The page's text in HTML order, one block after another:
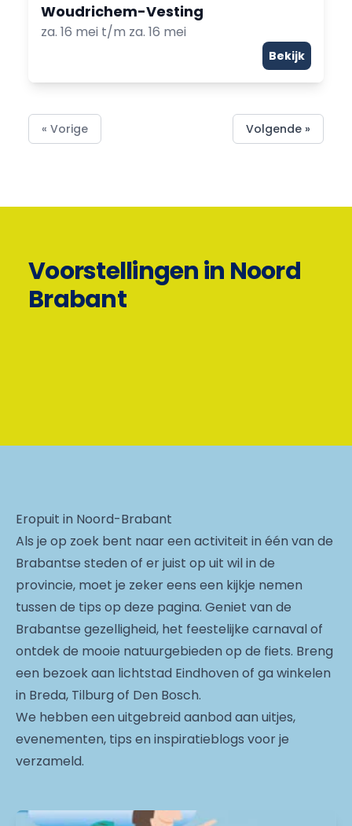
Woudrichem-Vesting
za. 16 mei t/m za. 16 mei
Bekijk
« Vorige Volgende »
Voorstellingen in Noord
Brabant
Eropuit in Noord-Brabant
Als je op zoek bent naar een activiteit in één van de
Brabantse steden of er juist op uit wil in de
provincie, moet je zeker eens een kijkje nemen
tussen de tips op deze pagina. Geniet van de
Brabantse gezelligheid, het feestelijke carnaval of
ontdek de mooie natuurgebieden op de fiets. Breng
een bezoek aan lichtstad Eindhoven of ga winkelen
in Breda, Tilburg of Den Bosch.
We hebben een uitgebreid aanbod aan uitjes,
evenementen, tips en inspiratieblogs voor je
verzameld.